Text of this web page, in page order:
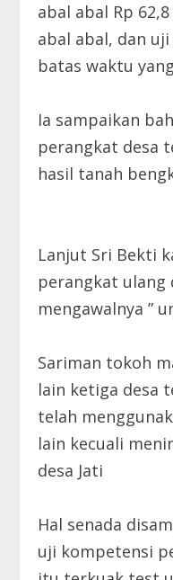
abal abal Rp
abal abal, dan
batas waktu
Ia sampaikan
perangkat desa
hasil tanah
Lanjut Sri Bekti
perangkat ulang
mengawalnya ”
Sariman tokoh
lain ketiga desa
telah
lain kecuali
desa Jati
Hal senada
uji kompetensi